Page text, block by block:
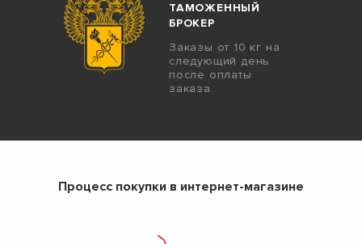
ТАМОЖЕННЫЙ
БРОКЕР
Заказы от 10 кг на
следующий день
после оплаты
заказа.
Процесс покупки в интернет-магазине